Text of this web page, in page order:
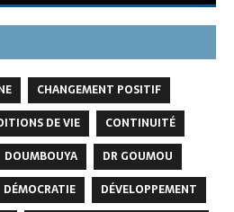
CHANGEMENT POSITIF
DE VIE
CONTINUITÉ
DOUMBOUYA
DR GOUMOU
DÉMOCRATIE
DÉVELOPPEMENT